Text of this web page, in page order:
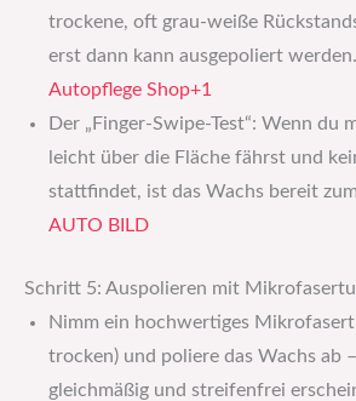
trockene, oft grau-weiße
erst dann kann ausgepoliert werden.
Autopflege Shop+1
Der „Finger-Swipe-Test“: Wenn du
leicht über die Fläche fährst und
stattfindet, ist das Wachs bereit
AUTO BILD
Schritt 5: Auspolieren mit
Nimm ein hochwertiges
trocken) und poliere das Wachs ab
gleichmäßig und streifenfrei